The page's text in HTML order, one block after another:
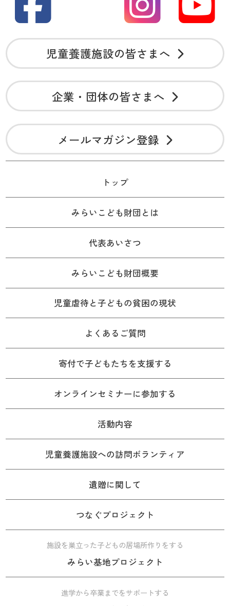
児童養護施設の皆さまへ
企業・団体の皆さまへ
メールマガジン登録
トップ
みらいこども財団とは
代表あいさつ
みらいこども財団概要
児童虐待と子どもの貧困の現状
よくあるご質問
寄付で子どもたちを支援する
オンラインセミナーに参加する
活動内容
児童養護施設への訪問ボランティア
遺贈に関して
つなぐプロジェクト
施設を巣立った子どもの居場所作りをする
みらい基地プロジェクト
進学から卒業までをサポートする